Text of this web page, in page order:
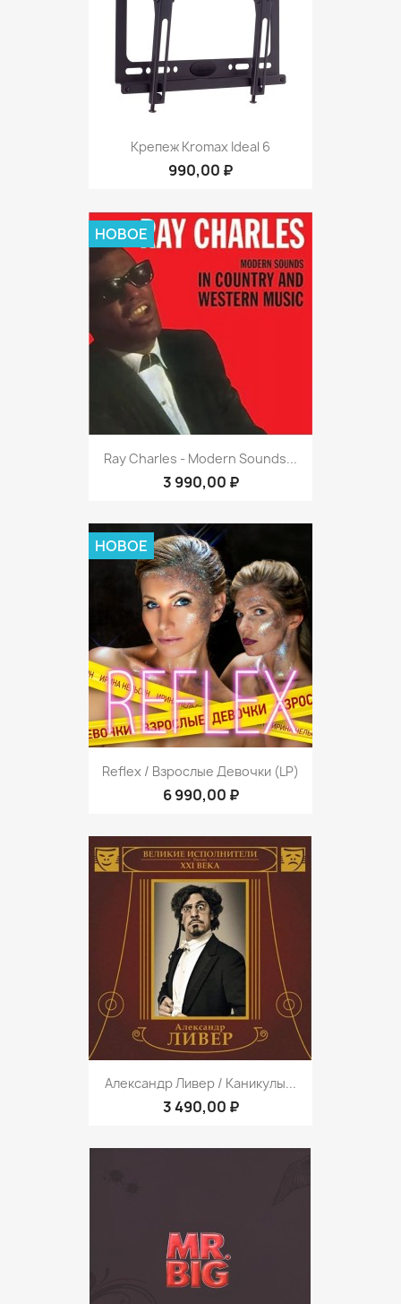
Крепеж Kromax Ideal 6
990,00 ₽
Ray Charles - Modern Sounds...
3 990,00 ₽
НОВОЕ
Reflex / Взрослые Девочки (LP)
6 990,00 ₽
НОВОЕ
Александр Ливер / Каникулы...
3 490,00 ₽